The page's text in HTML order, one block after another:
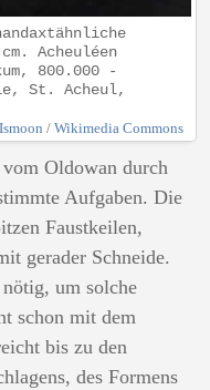
Acheuléen
800.000 -
St. Acheul,
Ismoon / Wikimedia Commons
Oldowan durch
Aufgaben. Die
Faustkeilen,
gerader Schneide.
um solche
schon mit dem
bis zu den
des Formens